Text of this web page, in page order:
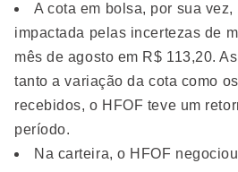
A cota em bolsa, por sua
impactada pelas incertezas de
mês de agosto em R$ 113,20.
tanto a variação da cota como
recebidos, o HFOF teve um
período.
Na carteira, o HFOF